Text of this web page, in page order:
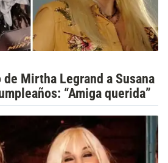
Mirtha Legrand a Susana
“Amiga querida”